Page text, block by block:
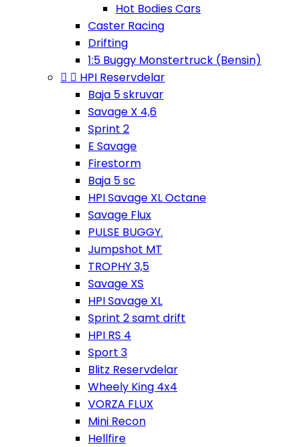
Hot Bodies Cars
Caster Racing
Drifting
1:5 Buggy Monstertruck (Bensin)
  HPI Reservdelar
Baja 5 skruvar
Savage X 4,6
Sprint 2
E Savage
Firestorm
Baja 5 sc
HPI Savage XL Octane
Savage Flux
PULSE BUGGY.
Jumpshot MT
TROPHY 3,5
Savage XS
HPI Savage XL
Sprint 2 samt drift
HPI RS 4
Sport 3
Blitz Reservdelar
Wheely King 4x4
VORZA FLUX
Mini Recon
Hellfire